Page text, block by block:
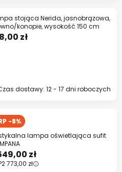
stojąca Nerida, jasnobrązowa,
konopie, wysokość 150 cm
zł
dostawy: 12 - 17 dni roboczych
-8%
lampa oświetlająca sufit
zł
2 773,00 zł